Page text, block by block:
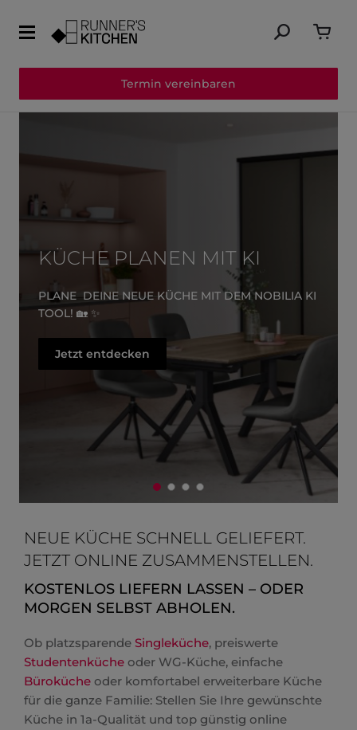
Termin vereinbaren
KÜCHE PLANEN MIT KI
PLANE DEINE NEUE KÜCHE MIT DEM NOBILIA KI
TOOL! 🏡 ✨
Jetzt entdecken
NEUE KÜCHE SCHNELL GELIEFERT.
JETZT ONLINE ZUSAMMENSTELLEN.
KOSTENLOS LIEFERN LASSEN – ODER
MORGEN SELBST ABHOLEN.
Ob platzsparende Singleküche, preiswerte
Studentenküche oder WG-Küche, einfache
Büroküche oder komfortabel erweiterbare Küche
für die ganze Familie: Stellen Sie Ihre gewünschte
Küche in 1a-Qualität und top günstig online